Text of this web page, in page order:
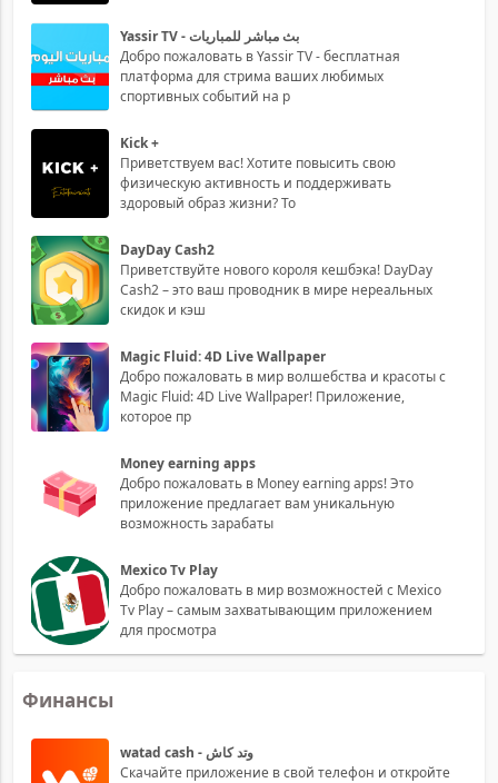
Yassir TV - بث مباشر للمباريات
Добро пожаловать в Yassir TV - бесплатная
платформа для стрима ваших любимых
спортивных событий на р
Kick +
Приветствуем вас! Хотите повысить свою
физическую активность и поддерживать
здоровый образ жизни? То
DayDay Cash2
Приветствуйте нового короля кешбэка! DayDay
Cash2 – это ваш проводник в мире нереальных
скидок и кэш
Magic Fluid: 4D Live Wallpaper
Добро пожаловать в мир волшебства и красоты с
Magic Fluid: 4D Live Wallpaper! Приложение,
которое пр
Money earning apps
Добро пожаловать в Money earning apps! Это
приложение предлагает вам уникальную
возможность зарабаты
Mexico Tv Play
Добро пожаловать в мир возможностей с Mexico
Tv Play – самым захватывающим приложением
для просмотра
Финансы
watad cash - وتد كاش
Скачайте приложение в свой телефон и откройте